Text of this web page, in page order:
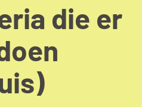
die er